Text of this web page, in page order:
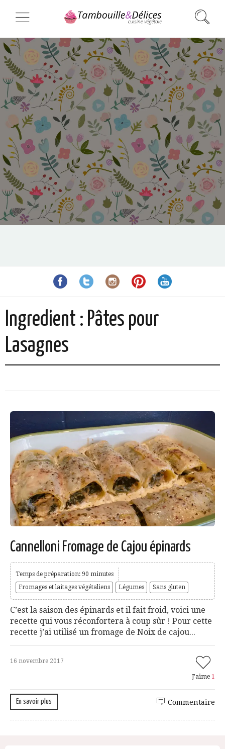
Ingredient : Pâtes pour
Lasagnes
Cannelloni Fromage de Cajou épinards
Temps de préparation: 90 minutes
Fromages et laitages végétaliens
Légumes Sans gluten
C’est la saison des épinards et il fait froid, voici une
recette qui vous réconfortera à coup sûr ! Pour cette
recette j’ai utilisé un fromage de Noix de cajou...
16 novembre 2017
J'aime 1
En savoir plus Commentaire